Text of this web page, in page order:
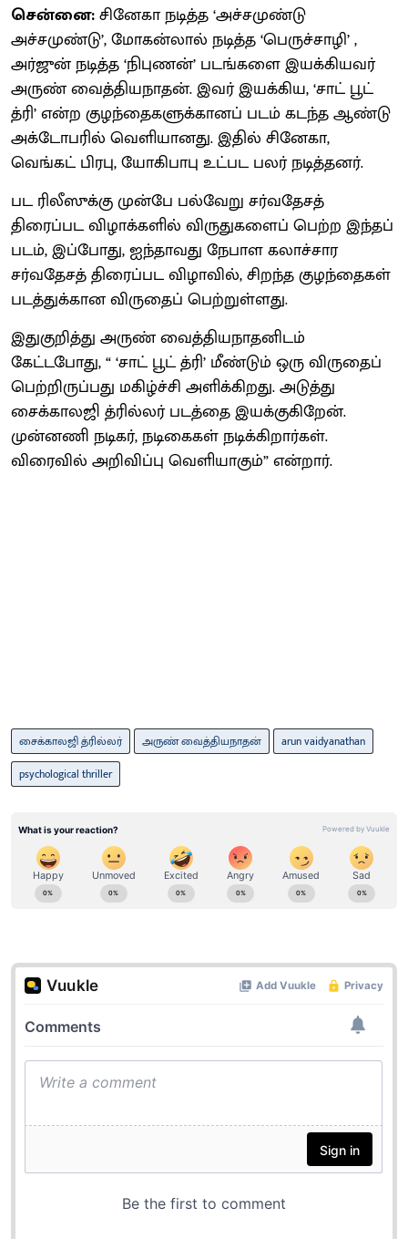
சென்னை:சினேகா நடித்த ‘அச்சமுண்டு
அச்சமுண்டு’, மோகன்லால் நடித்த ‘பெருச்சாழி’ ,
அர்ஜுன் நடித்த ‘நிபுணன்’ படங்களை இயக்கியவர்
அருண் வைத்தியநாதன். இவர் இயக்கிய, ‘சாட் பூட்
த்ரி’ என்ற குழந்தைகளுக்கானப் படம் கடந்த ஆண்டு
அக்டோபரில் வெளியானது. இதில் சினேகா,
வெங்கட் பிரபு, யோகிபாபு உட்பட பலர் நடித்தனர்.
பட ரிலீஸுக்கு முன்பே பல்வேறு சர்வதேசத்
திரைப்பட விழாக்களில் விருதுகளைப் பெற்ற இந்தப்
படம், இப்போது, ஐந்தாவது நேபாள கலாச்சார
சர்வதேசத் திரைப்பட விழாவில், சிறந்த குழந்தைகள்
படத்துக்கான விருதைப் பெற்றுள்ளது.
இதுகுறித்து அருண் வைத்தியநாதனிடம்
கேட்டபோது, “ ‘சாட் பூட் த்ரி’ மீண்டும் ஒரு விருதைப்
பெற்றிருப்பது மகிழ்ச்சி அளிக்கிறது. அடுத்து
சைக்காலஜி த்ரில்லர் படத்தை இயக்குகிறேன்.
முன்னணி நடிகர், நடிகைகள் நடிக்கிறார்கள்.
விரைவில் அறிவிப்பு வெளியாகும்” என்றார்.
சைக்காலஜி த்ரில்லர் அருண் வைத்தியநாதன்
arun vaidyanathan
psychological thriller